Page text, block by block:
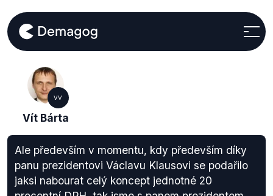
VV
Vít Bárta
Ale především v momentu, kdy především díky
panu prezidentovi Václavu Klausovi se podařilo
jaksi nabourat celý koncept jednotné 20